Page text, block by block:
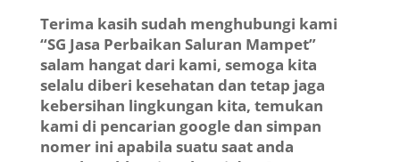
Terima kasih sudah menghubungi kami
“SG Jasa Perbaikan Saluran Mampet”
salam hangat dari kami, semoga kita
selalu diberi kesehatan dan tetap jaga
kebersihan lingkungan kita, temukan
kami di pencarian google dan simpan
nomer ini apabila suatu saat anda